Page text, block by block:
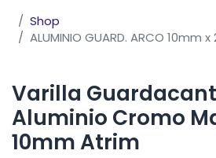
Shop
ALUMINIO GUARD. ARCO 10mm
Varilla
Aluminio Cromo
10mm Atrim